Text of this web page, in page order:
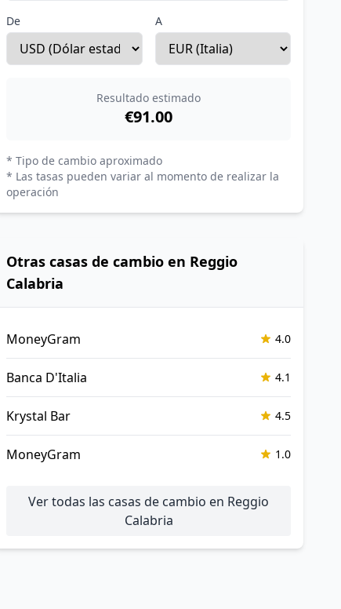
De A
Resultado estimado
€91.00
* Tipo de cambio aproximado
* Las tasas pueden variar al momento de realizar la
operación
Otras casas de cambio en Reggio
Calabria
MoneyGram 4.0
Banca D'Italia 4.1
Krystal Bar 4.5
MoneyGram 1.0
Ver todas las casas de cambio en Reggio
Calabria